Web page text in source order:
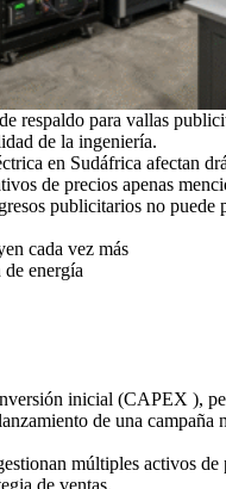
respaldo para vallas
de la ingeniería.
en Sudáfrica afectan
de precios apenas
publicitarios no puede
cada vez más
energía
inicial (CAPEX ),
de una
múltiples activos
de ventas.